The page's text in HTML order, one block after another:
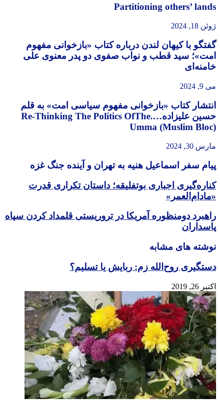
Partitioning others’ lands
ژوئن 18, 2024
گفتگو با کیهان لندن درباره کتاب «بازخوانی مفهوم
امت»؛ سید قطب و نواب صفوی دو پدر معنوی علی
خامنه‌ای
می 9, 2024
انتشار کتاب «بازخوانی مفهوم سیاسی امت» به قلم
حسین علیزاده….Re-Thinking The Politics OfThe
Umma (Muslim Bloc)
مارس 30, 2024
پیام سفر اسماعیل هنیه به تهران و آینده جنگ غزه
کناره‌گیری اجباری بوتفلیقه؛ داستان تکراری قدرت
«مادام‌العمر»
راهبرد دومنظوره آمریکا در تروریستی قلمداد کردن سپاه
پاسداران
نوشته های مشابه
دستگیری روح‌الله زم: ربایش یا تسلیم؟
اکتبر 26, 2019